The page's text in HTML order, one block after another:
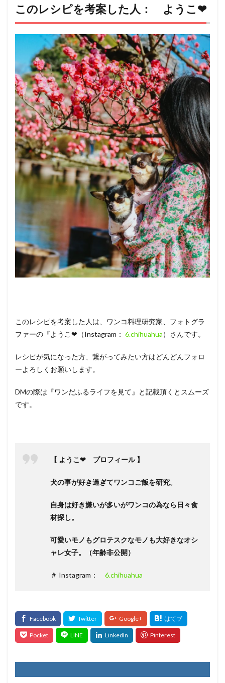
このレシピを考案した人： ようこ❤
このレシピを考案した人は、ワンコ料理研究家、フォトグラ
ファーの『ようこ❤（Instagram： 6.chihuahua）さんです。
レシピが気になった方、繋がってみたい方はどんどんフォロ
ーよろしくお願いします。
DMの際は『ワンだふるライフを見て』と記載頂くとスムーズ
です。
【 ようこ❤ プロフィール 】
犬の事が好き過ぎてワンコご飯を研究。
自身は好き嫌いが多いがワンコの為なら日々食
材探し。
可愛いモノもグロテスクなモノも大好きなオシ
ャレ女子。（年齢非公開）
＃ Instagram： 6.chihuahua